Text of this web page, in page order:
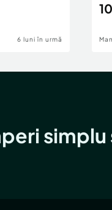
6 luni în urmă
simplu